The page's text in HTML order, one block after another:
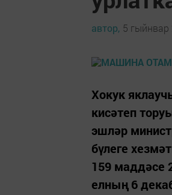
автор, 5 гыйнвар
Хокук
кисәтеп
эшләр
бүлеге
159 маддәсе
елның 6